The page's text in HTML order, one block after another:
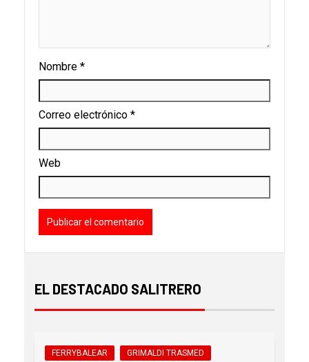
Nombre *
Correo electrónico *
Web
EL DESTACADO SALITRERO
FERRYBALEAR GRIMALDI TRASMED